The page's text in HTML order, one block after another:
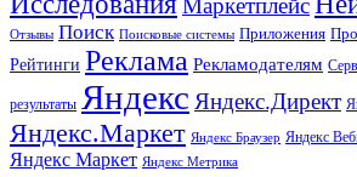
Маркетплейс
Отзывы Поиск Поисковые системы Приложения
Рейтинги Реклама Рекламодателям
результаты Яндекс Яндекс.Директ
Яндекс.Маркет Яндекс Браузер Яндекс
Яндекс Маркет Яндекс Метрика